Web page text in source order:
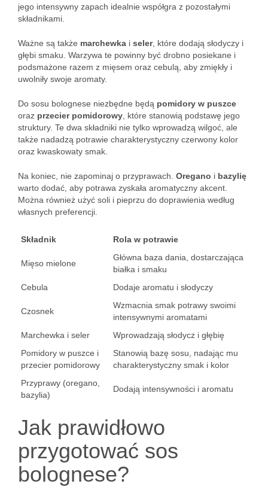
jego intensywny zapach idealnie współgra z pozostałymi
składnikami.
Ważne są także marchewka i seler, które dodają słodyczy i
głębi smaku. Warzywa te powinny być drobno posiekane i
podsmażone razem z mięsem oraz cebulą, aby zmiękły i
uwolniły swoje aromaty.
Do sosu bolognese niezbędne będą pomidory w puszce
oraz przecier pomidorowy , które stanowią podstawę jego
struktury. Te dwa składniki nie tylko wprowadzą wilgoć, ale
także nadadzą potrawie charakterystyczny czerwony kolor
oraz kwaskowaty smak.
Na koniec, nie zapominaj o przyprawach. Oregano i bazylię
warto dodać, aby potrawa zyskała aromatyczny akcent.
Można również użyć soli i pieprzu do doprawienia według
własnych preferencji.
Składnik Rola w potrawie
Mięso mielone
Główna baza dania, dostarczająca
białka i smaku
Cebula
Dodaje aromatu i słodyczy
Czosnek
Wzmacnia smak potrawy swoimi
intensywnymi aromatami
Marchewka i seler
Wprowadzają słodycz i głębię
Pomidory w puszce i
przecier pomidorowy
Stanowią bazę sosu, nadając mu
charakterystyczny smak i kolor
Przyprawy (oregano,
bazylia)
Dodają intensywności i aromatu
Jak prawidłowo
przygotować sos
bolognese?